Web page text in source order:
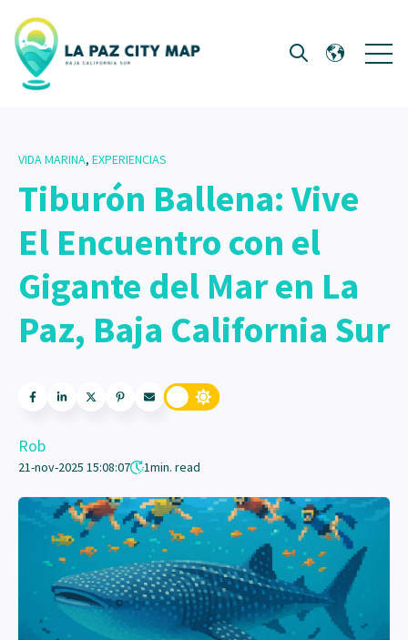
Open search
VIDA MARINA, EXPERIENCIAS
Tiburón Ballena: Vive
El Encuentro con el
Gigante del Mar en La
Paz, Baja California Sur
Rob
21-nov-2025 15:08:07 1min. read